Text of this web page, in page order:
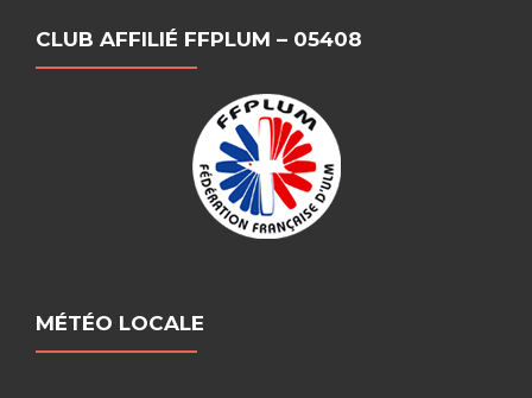
CLUB AFFILIÉ FFPLUM – 05408
MÉTÉO LOCALE